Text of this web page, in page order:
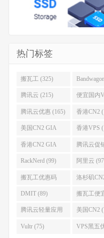
热门标签
搬瓦工 (325)
(223)
腾讯云 (215) 便宜国内
(184)
腾讯云优惠 (165) 香港CN2
美国CN2 GIA
(141)
香港VPS
香港CN2 GIA
(111)
腾讯云促
RackNerd (99) 阿里云
搬瓦工优惠码
(92)
洛杉矶
(92)
DMIT (89) 搬瓦工便
(86)
腾讯云轻量应用
服务器 (82)
美国CN2
Vultr (75) VPS黑五